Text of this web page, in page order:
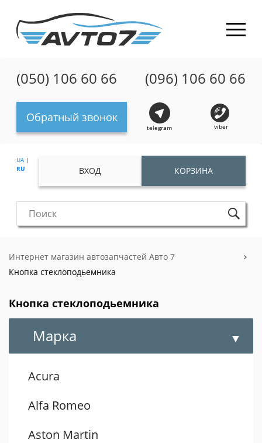
(050) 106 60 66 (096) 106 60 66
Обратный звонок
telegram viber
UA|
RU
ВХОД КОРЗИНА
Интернет магазин автозапчастей Авто 7
Кнопка стеклоподьемника
Кнопка стеклоподьемника
Марка
Acura
Alfa Romeo
Aston Martin